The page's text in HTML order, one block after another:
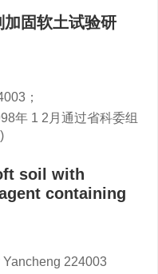
固软土试验研
；
年 1 2月通过省科委组
soil with
containing
224003